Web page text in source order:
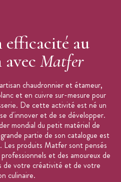
efficacité au
Matfer
chaudronnier et étameur,
et en cuivre sur-mesure pour
De cette activité est né un
d'innover et de se développer.
mondial du petit matériel de
partie de son catalogue est
Les produits Matfer sont pensés
et des amoureux de
de votre créativité et de votre
culinaire.